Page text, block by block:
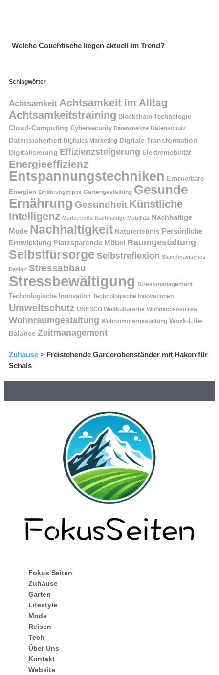
Welche Couchtische liegen aktuell im Trend?
Schlagwörter
Achtsamkeit Achtsamkeit im Alltag
Achtsamkeitstraining Blockchain-Technologie
Cloud-Computing Cybersecurity Datenanalyse Datenschutz
Datensicherheit Digitales Marketing Digitale Transformation
Digitalisierung Effizienzsteigerung Elektromobilität
Energieeffizienz
Entspannungstechniken Erneuerbare
Energien Ernährungstipps Gartengestaltung Gesunde
Ernährung Gesundheit Künstliche
Intelligenz Modetrends Nachhaltige Mobilität Nachhaltige
Mode Nachhaltigkeit Naturerlebnis Persönliche
Entwicklung Platzsparende Möbel Raumgestaltung
Selbstfürsorge Selbstreflexion Skandinavisches
Design Stressabbau
Stressbewältigung Stressmanagement
Technologische Innovation Technologische Innovationen
Umweltschutz UNESCO Weltkulturerbe Wohnaccessoires
Wohnraumgestaltung Wohnzimmergestaltung Work-Life-
Balance Zeitmanagement
Zuhause > Freistehende Garderobenständer mit Haken für
Schals
Fokus Seiten
Zuhause
Garten
Lifestyle
Mode
Reisen
Tech
Über Uns
Kontakt
Website